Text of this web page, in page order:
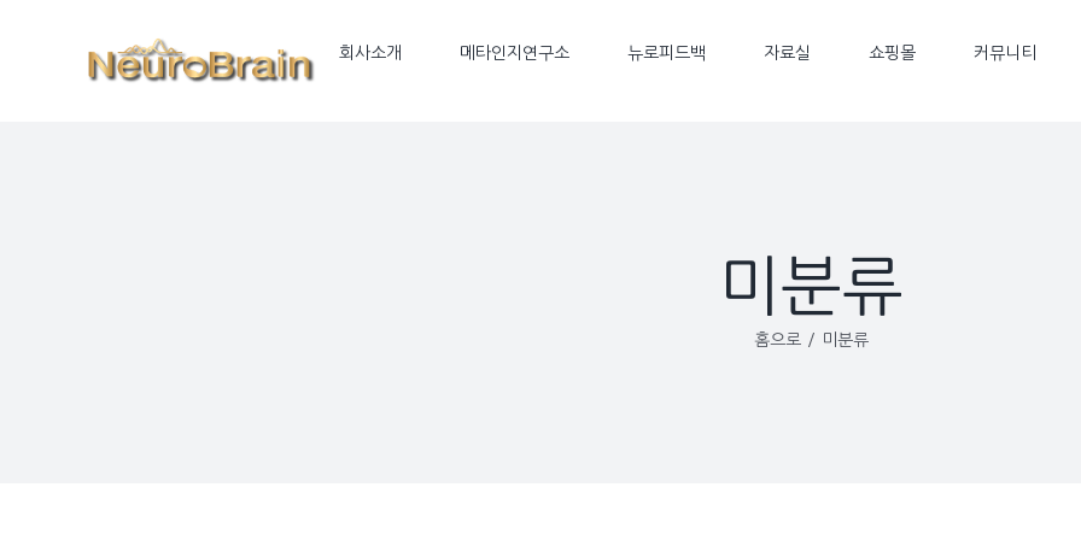
회사소개 메타인지연구소 뉴로피드백 자료실 쇼핑몰 커뮤니티
미분류
홈으로 / 미분류